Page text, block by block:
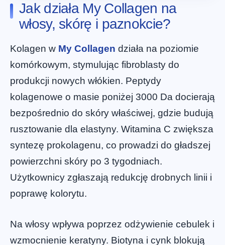
Jak działa My Collagen na
włosy, skórę i paznokcie?
Kolagen w My Collagen działa na poziomie
komórkowym, stymulując fibroblasty do
produkcji nowych włókien. Peptydy
kolagenowe o masie poniżej 3000 Da docierają
bezpośrednio do skóry właściwej, gdzie budują
rusztowanie dla elastyny. Witamina C zwiększa
syntezę prokolagenu, co prowadzi do gładszej
powierzchni skóry po 3 tygodniach.
Użytkownicy zgłaszają redukcję drobnych linii i
poprawę kolorytu.
Na włosy wpływa poprzez odżywienie cebulek i
wzmocnienie keratyny. Biotyna i cynk blokują